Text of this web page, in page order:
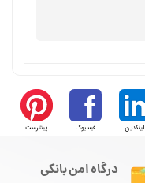
لینکدین فیسبوک پینترست
درگاه امن بانکی